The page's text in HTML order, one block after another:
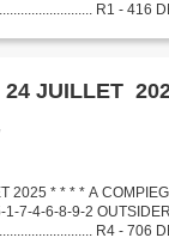
R1 - 416
* * * * QUINTÉ DU 24
2025 * * * * A
1-7-4-6-8-9-2
R4 - 706